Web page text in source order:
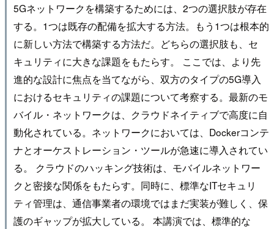
5Gネットワークを構築するためには、2つの選択肢が存在
する。1つは既存の配備を拡大する方法。もう1つは根本的
に新しい方法で構築する方法だ。どちらの選択肢も、セ
キュリティに大きな課題をもたらす。 ここでは、より先
進的な設計に焦点を当てながら、双方のタイプの5G導入
におけるセキュリティの課題について考察する。最新のモ
バイル・ネットワークは、クラウドネイティブで高度に自
動化されている。ネットワークにおいては、Dockerコンテ
ナとオーケストレーション・ツールが急速に導入されてい
る。 クラウドのハッキング技術は、モバイルネットワー
クと密接な関係をもたらす。同時に、標準なITセキュリ
ティ管理は、通信事業者の環境ではまだ実装が難しく、保
護のギャップが拡大している。 本講演では、標準的な